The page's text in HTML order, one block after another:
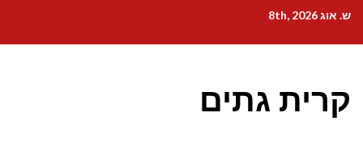
content
ש. אוג 8th, 2026
קרית גתים